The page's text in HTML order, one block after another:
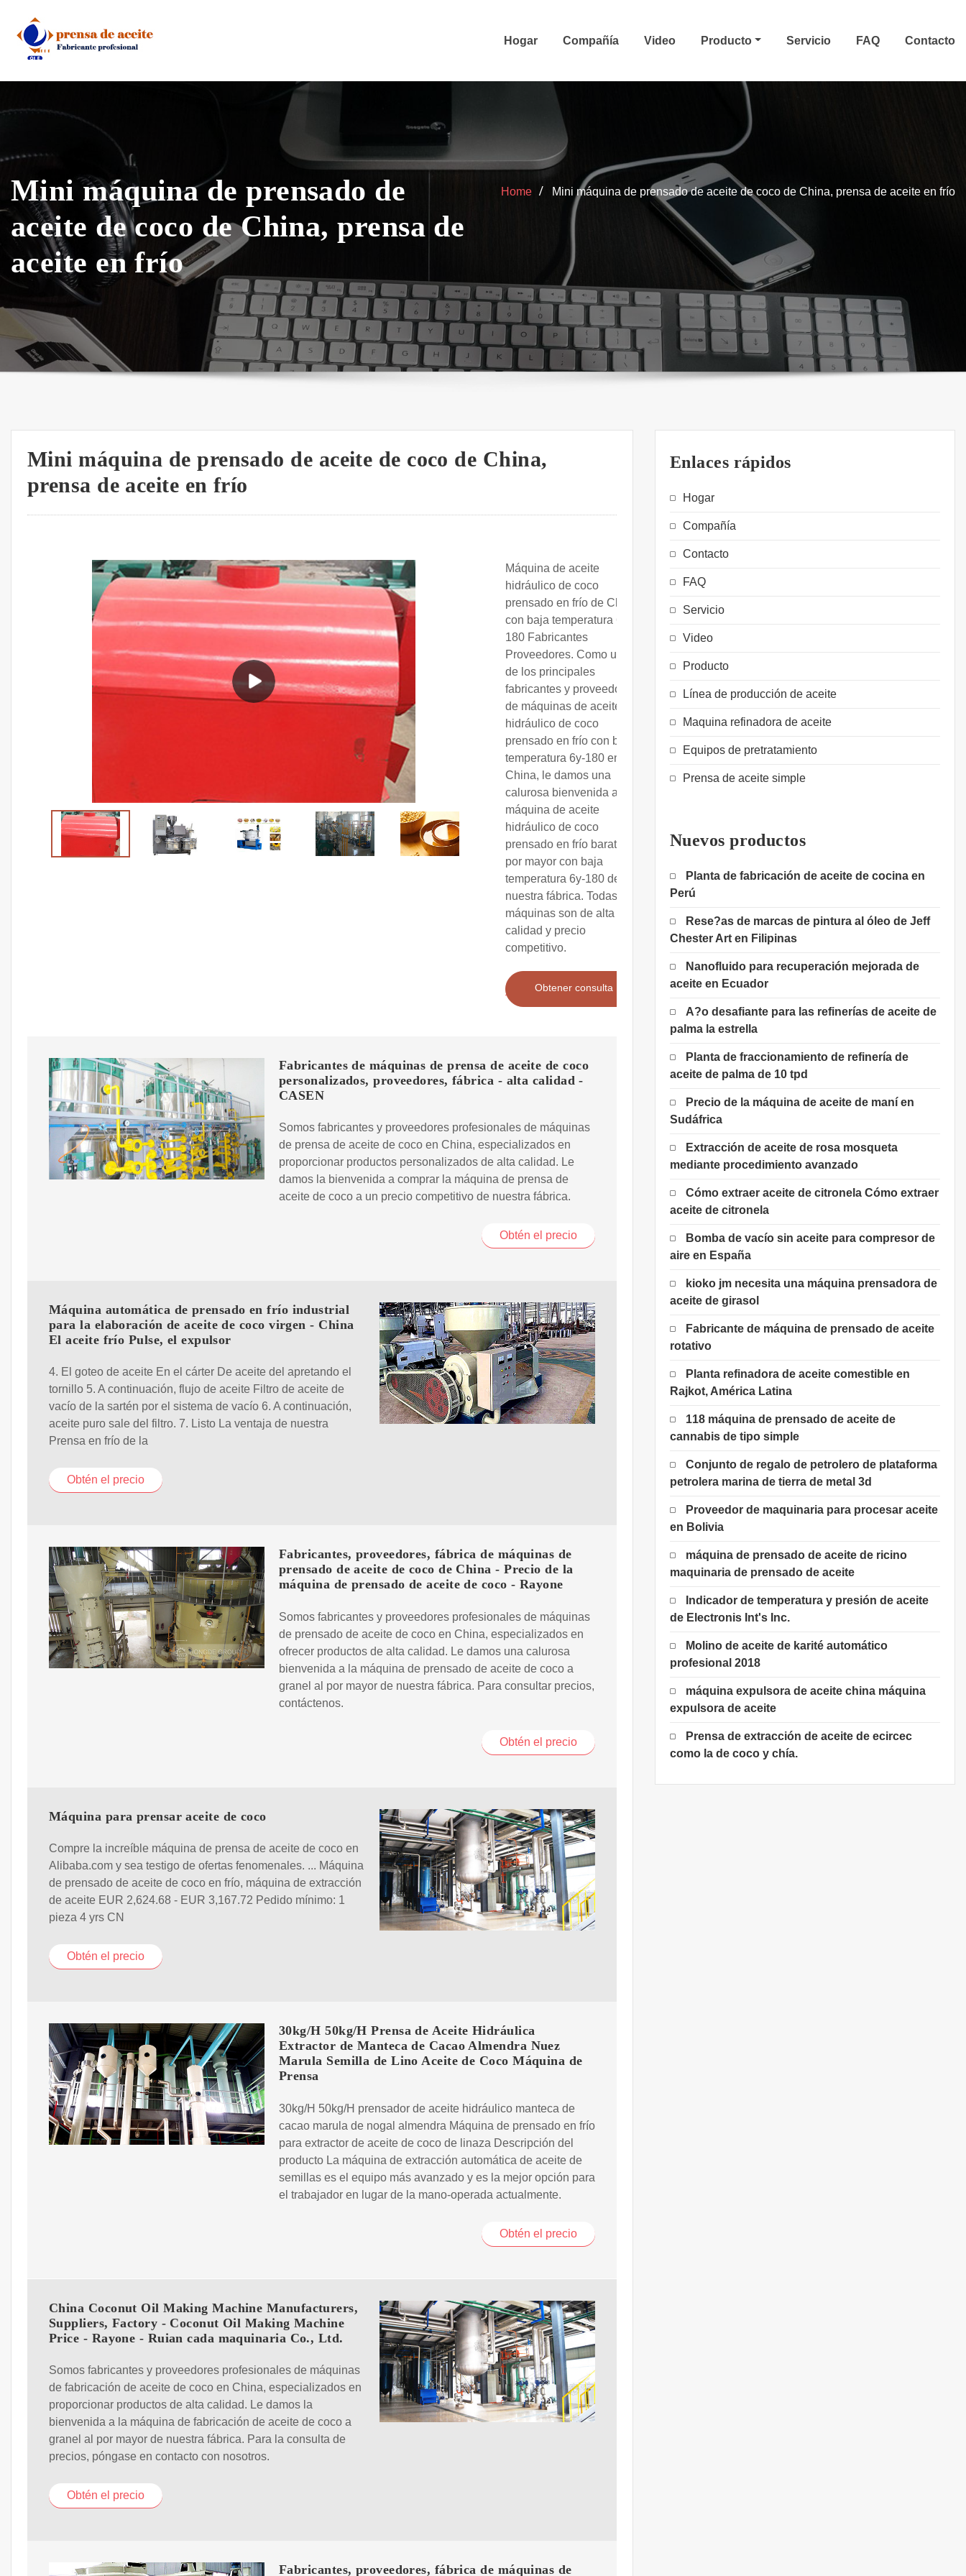
content
Hogar Compañía Video Producto Servicio FAQ Contacto
Mini máquina de prensado de
aceite de coco de China, prensa de
aceite en frío
Home Mini máquina de prensado de aceite de coco de China, prensa de aceite en frío
Mini máquina de prensado de aceite de coco de China,
prensa de aceite en frío
Máquina de aceite
hidráulico de coco
prensado en frío de China
con baja temperatura 6Y-
180 Fabricantes
Proveedores. Como uno
de los principales
fabricantes y proveedores
de máquinas de aceite
hidráulico de coco
prensado en frío con baja
temperatura 6y-180 en
China, le damos una
calurosa bienvenida a la
máquina de aceite
hidráulico de coco
prensado en frío barata al
por mayor con baja
temperatura 6y-180 de
nuestra fábrica. Todas las
máquinas son de alta
calidad y precio
competitivo.
Obtener consulta
Fabricantes de máquinas de prensa de aceite de coco
personalizados, proveedores, fábrica - alta calidad -
CASEN
Somos fabricantes y proveedores profesionales de máquinas
de prensa de aceite de coco en China, especializados en
proporcionar productos personalizados de alta calidad. Le
damos la bienvenida a comprar la máquina de prensa de
aceite de coco a un precio competitivo de nuestra fábrica.
Obtén el precio
Máquina automática de prensado en frío industrial
para la elaboración de aceite de coco virgen - China
El aceite frío Pulse, el expulsor
4. El goteo de aceite En el cárter De aceite del apretando el
tornillo 5. A continuación, flujo de aceite Filtro de aceite de
vacío de la sartén por el sistema de vacío 6. A continuación,
aceite puro sale del filtro. 7. Listo La ventaja de nuestra
Prensa en frío de la
Obtén el precio
Fabricantes, proveedores, fábrica de máquinas de
prensado de aceite de coco de China - Precio de la
máquina de prensado de aceite de coco - Rayone
Somos fabricantes y proveedores profesionales de máquinas
de prensado de aceite de coco en China, especializados en
ofrecer productos de alta calidad. Le damos una calurosa
bienvenida a la máquina de prensado de aceite de coco a
granel al por mayor de nuestra fábrica. Para consultar precios,
contáctenos.
Obtén el precio
Máquina para prensar aceite de coco
Compre la increíble máquina de prensa de aceite de coco en
Alibaba.com y sea testigo de ofertas fenomenales. ... Máquina
de prensado de aceite de coco en frío, máquina de extracción
de aceite EUR 2,624.68 - EUR 3,167.72 Pedido mínimo: 1
pieza 4 yrs CN
Obtén el precio
30kg/H 50kg/H Prensa de Aceite Hidráulica
Extractor de Manteca de Cacao Almendra Nuez
Marula Semilla de Lino Aceite de Coco Máquina de
Prensa
30kg/H 50kg/H prensador de aceite hidráulico manteca de
cacao marula de nogal almendra Máquina de prensado en frío
para extractor de aceite de coco de linaza Descripción del
producto La máquina de extracción automática de aceite de
semillas es el equipo más avanzado y es la mejor opción para
el trabajador en lugar de la mano-operada actualmente.
Obtén el precio
China Coconut Oil Making Machine Manufacturers,
Suppliers, Factory - Coconut Oil Making Machine
Price - Rayone - Ruian cada maquinaria Co., Ltd.
Somos fabricantes y proveedores profesionales de máquinas
de fabricación de aceite de coco en China, especializados en
proporcionar productos de alta calidad. Le damos la
bienvenida a la máquina de fabricación de aceite de coco a
granel al por mayor de nuestra fábrica. Para la consulta de
precios, póngase en contacto con nosotros.
Obtén el precio
Fabricantes, proveedores, fábrica de máquinas de
Enlaces rápidos
Hogar
Compañía
Contacto
FAQ
Servicio
Video
Producto
Línea de producción de aceite
Maquina refinadora de aceite
Equipos de pretratamiento
Prensa de aceite simple
Nuevos productos
Planta de fabricación de aceite de cocina en
Perú
Rese?as de marcas de pintura al óleo de Jeff
Chester Art en Filipinas
Nanofluido para recuperación mejorada de
aceite en Ecuador
A?o desafiante para las refinerías de aceite de
palma la estrella
Planta de fraccionamiento de refinería de
aceite de palma de 10 tpd
Precio de la máquina de aceite de maní en
Sudáfrica
Extracción de aceite de rosa mosqueta
mediante procedimiento avanzado
Cómo extraer aceite de citronela Cómo extraer
aceite de citronela
Bomba de vacío sin aceite para compresor de
aire en España
kioko jm necesita una máquina prensadora de
aceite de girasol
Fabricante de máquina de prensado de aceite
rotativo
Planta refinadora de aceite comestible en
Rajkot, América Latina
118 máquina de prensado de aceite de
cannabis de tipo simple
Conjunto de regalo de petrolero de plataforma
petrolera marina de tierra de metal 3d
Proveedor de maquinaria para procesar aceite
en Bolivia
máquina de prensado de aceite de ricino
maquinaria de prensado de aceite
Indicador de temperatura y presión de aceite
de Electronis Int's Inc.
Molino de aceite de karité automático
profesional 2018
máquina expulsora de aceite china máquina
expulsora de aceite
Prensa de extracción de aceite de ecircec
como la de coco y chía.